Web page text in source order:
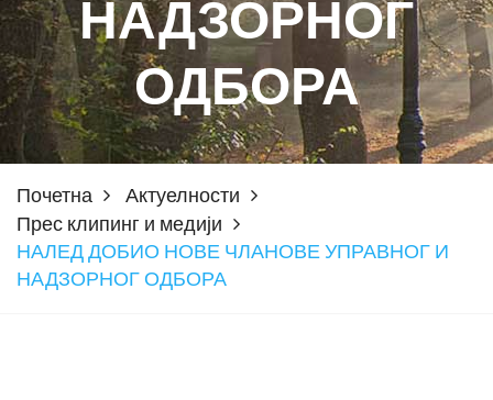
НАДЗОРНОГ
ОДБОРА
Почетна
Актуелности
Прес клипинг и медији
НАЛЕД ДОБИО НОВЕ ЧЛАНОВЕ УПРАВНОГ И
НАДЗОРНОГ ОДБОРА